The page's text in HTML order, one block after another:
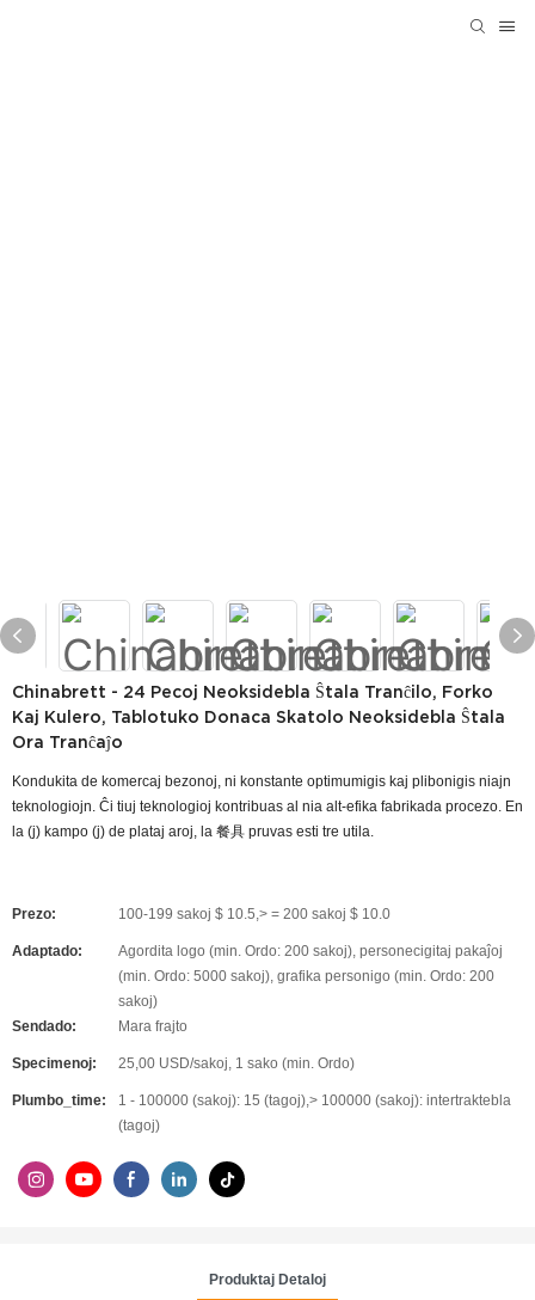
Chinabrett - 24 Pecoj Neoksidebla Ŝtala Tranĉilo, Forko
Kaj Kulero, Tablotuko Donaca Skatolo Neoksidebla Ŝtala
Ora Tranĉaĵo
Kondukita de komercaj bezonoj, ni konstante optimumigis kaj plibonigis niajn
teknologiojn. Ĉi tiuj teknologioj kontribuas al nia alt-efika fabrikada procezo. En
la (j) kampo (j) de plataj aroj, la 餐具 pruvas esti tre utila.
Prezo: 100-199 sakoj $ 10.5,> = 200 sakoj $ 10.0
Adaptado:
Agordita logo (min. Ordo: 200 sakoj), personecigitaj pakaĵoj
(min. Ordo: 5000 sakoj), grafika personigo (min. Ordo: 200
sakoj)
Sendado:
Mara frajto
Specimenoj: 25,00 USD/sakoj, 1 sako (min. Ordo)
Plumbo_time:
1 - 100000 (sakoj): 15 (tagoj),> 100000 (sakoj): intertraktebla
(tagoj)
Produktaj Detaloj